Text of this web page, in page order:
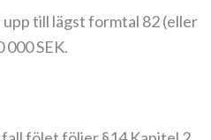
till lägst formtal 82 (eller
SEK.